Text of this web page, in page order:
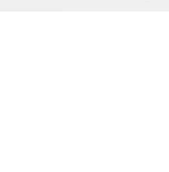
магазине